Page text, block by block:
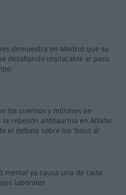
demuestra en Madrid que su
desafiando implacable el paso
los cuernos y millones en
la rebelión antitaurina en Alfafar
el debate sobre los 'bous al
mental ya causa una de cada
laborales